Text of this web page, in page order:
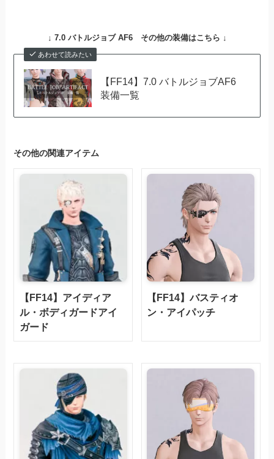
↓ 7.0 バトルジョブ AF6その他の装備はこちら ↓
あわせて読みたい
【FF14】7.0 バトルジョブAF6
装備一覧
その他の関連アイテム
【FF14】アイディア
ル・ボディガードアイ
ガード
【FF14】バスティオ
ン・アイパッチ